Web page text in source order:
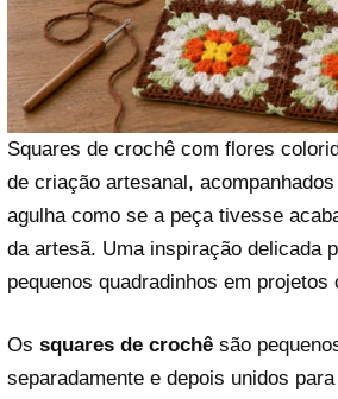
Squares de crochê com flores
de criação artesanal,
agulha como se a peça tivesse
da artesã. Uma inspiração delicada
pequenos quadradinhos em projetos
Os squares de crochê são
separadamente e depois unidos